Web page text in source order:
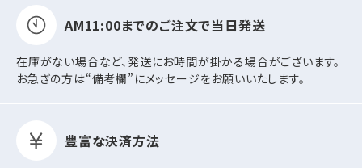
AM11:00までのご注文で当日発送
在庫がない場合など、発送にお時間が掛かる場合がございます。
お急ぎの方は“備考欄”にメッセージをお願いいたします。
豊富な決済方法